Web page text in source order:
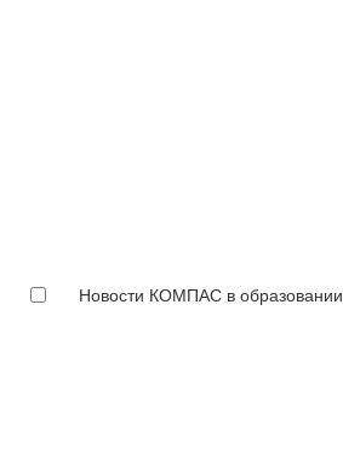
Новости КОМПАС в образовании